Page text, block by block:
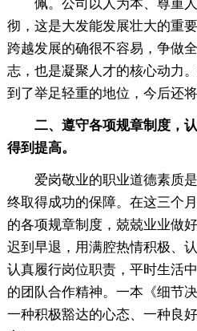
佩。公司以人为本、尊重
彻，这是大发能发展壮大的重
跨越发展的确很不容易，争做
志，也是凝聚人才的核心动力
到了举足轻重的地位，今后还将
二、遵守各项规章制度，
得到提高。
爱岗敬业的职业道德素质
终取得成功的保障。在这三个
的各项规章制度，兢兢业业做
迟到早退，用满腔热情积极、
认真履行岗位职责，平时生活
的团队合作精神。一本《细节
一种积极豁达的心态、一种良